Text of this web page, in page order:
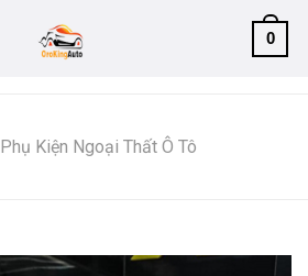
0
Phụ Kiện Ngoại Thất Ô Tô